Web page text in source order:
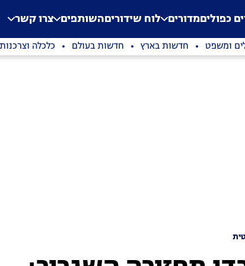
Application error: a
. כפוליםמדורים לוח שידוריםהשותפים צרו קשר
ומשפט חדשות בארץ חדשות בעולם כלכלה וצרכנות